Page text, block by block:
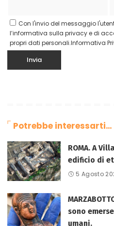
Con l'invio del messaggio
l’informativa sulla privacy e di
propri dati personali.Informativa
Potrebbe interessarti…
ROMA. A
edificio di
5 Agosto
sono
umani.